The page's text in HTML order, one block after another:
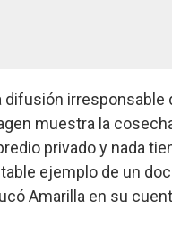
difusión irresponsable
muestra la
privado y nada
ejemplo de un
Amarilla en su